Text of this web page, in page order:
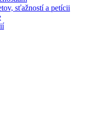
sťažností a petícii